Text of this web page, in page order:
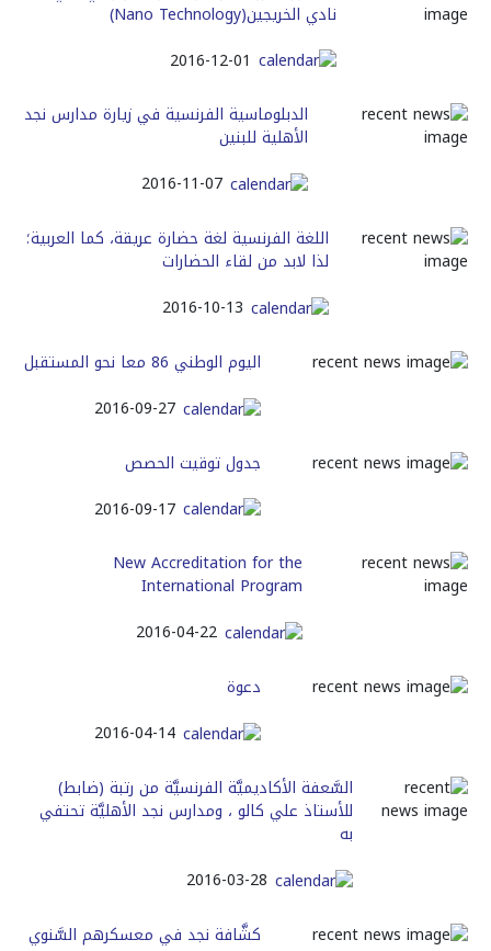
نادي الخريجين(Nano Technology)
2016-12-01
الدبلوماسية الفرنسية في زيارة مدارس نجد
الأهلية للبنين
2016-11-07
اللغة الفرنسية لغة حضارة عريقة، كما العربية؛
لذا لابد من لقاء الحضارات
2016-10-13
اليوم الوطني 86 معا نحو المستقبل
2016-09-27
جدول توقيت الحصص
2016-09-17
New Accreditation for the
International Program
2016-04-22
دعوة
2016-04-14
السَّعفة الأكاديميَّة الفرنسيَّة من رتبة (ضابط)
للأستاذ علي كالو ، ومدارس نجد الأهليَّة تحتفي
به
2016-03-28
كشَّافة نجد في معسكرهم السَّنوي